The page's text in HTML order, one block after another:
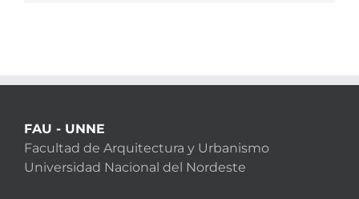
FAU - UNNE
Facultad de Arquitectura y Urbanismo
Universidad Nacional del Nordeste